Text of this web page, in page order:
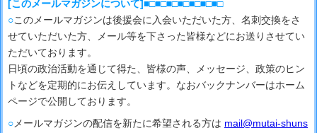
[このメールマガジンについて]■□■□■□■□■□■□■□
○このメールマガジンは後援会に入会いただいた方、名刺交換をさ
せていただいた方、メール等を下さった皆様などにお送りさせてい
ただいております。
日頃の政治活動を通じて得た、皆様の声、メッセージ、政策のヒン
トなどを定期的にお伝えしています。なおバックナンバーはホーム
ページで公開しております。
○メールマガジンの配信を新たに希望される方は mail@mutai-shuns